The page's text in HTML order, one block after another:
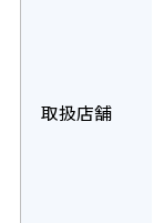
取扱店舗